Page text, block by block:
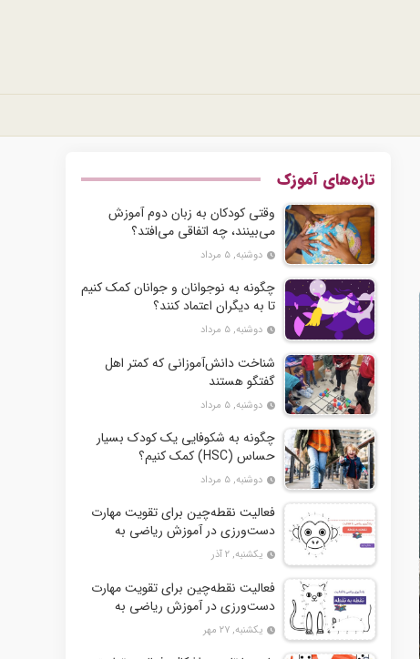
تازه‌های آموزک
وقتی کودکان به زبان دوم آموزش
می‌بینند، چه اتفاقی می‌افتد؟
دوشنبه, ۵ مرداد
چگونه به نوجوانان و جوانان کمک کنیم
تا به دیگران اعتماد کنند؟
دوشنبه, ۵ مرداد
شناخت دانش‌آموزانی که کمتر اهل
گفتگو هستند
دوشنبه, ۵ مرداد
چگونه به شکوفایی یک کودک بسیار
حساس (HSC) کمک کنیم؟
دوشنبه, ۵ مرداد
فعالیت نقطه‌چین برای تقویت مهارت
دست‌ورزی در آموزش ریاضی به
یکشنبه, ۲ آذر
فعالیت نقطه‌چین برای تقویت مهارت
دست‌ورزی در آموزش ریاضی به
کودکان+ 10 کاربرگ فعالیت
یکشنبه, ۲۷ مهر